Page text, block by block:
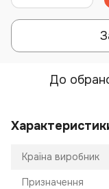
До
Країна виробник
Призначення